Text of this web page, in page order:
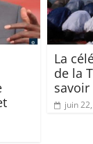
La
de la
savoir
juin